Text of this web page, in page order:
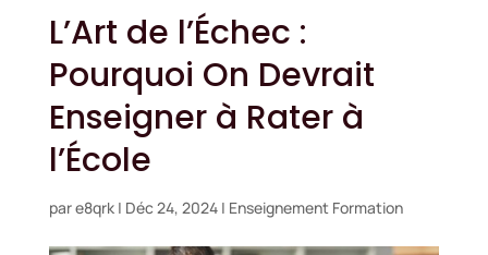
L’Art de l’Échec :
Pourquoi On Devrait
Enseigner à Rater à
l’École
pare8qrk| Déc 24, 2024| Enseignement Formation